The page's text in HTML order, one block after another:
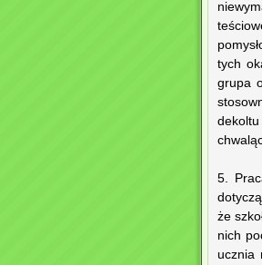
tych
grupa
5.
że
nich
ucznia